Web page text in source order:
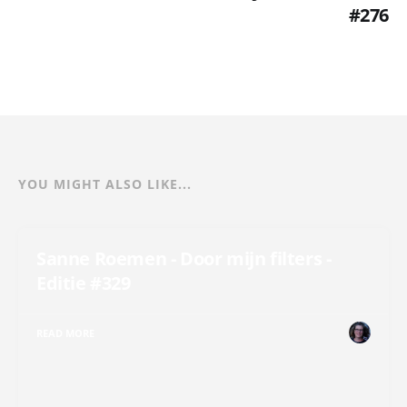
#276
YOU MIGHT ALSO LIKE...